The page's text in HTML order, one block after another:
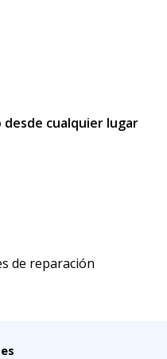
desde cualquier lugar
de reparación